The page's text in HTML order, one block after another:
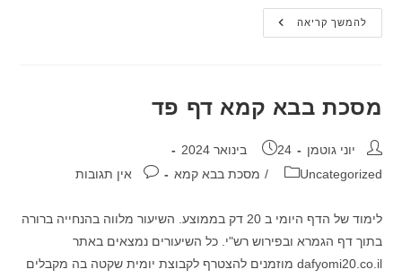
להמשך קריאהמסכת
בבא
מסכת בבא קמא דף פד
מחבר:יוני גוטמן פורסם:
24 בינואר 2024
קטגוריה:
Uncategorized
/ מסכת בבא קמא תגובות:אין תגובות
לימוד של הדף היומי ב 20 דק בממוצע. השיעור מלווה בהנחייה ברורה
בתוך דף הגמרא ובפירוש רש"י. כל השיעורים נמצאים באתר
dafyomi20.co.il מוזמנים להצטרף לקבוצת יומית שקטה בה מקבלים